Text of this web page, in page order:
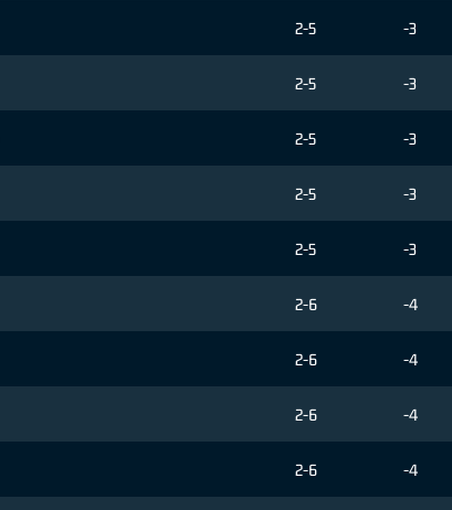
2-5 -3
2-5 -3
2-5 -3
2-5 -3
2-5 -3
2-6 -4
2-6 -4
2-6 -4
2-6 -4